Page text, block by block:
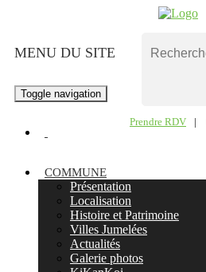
Prendre RDV |
MENU DU SITE
Toggle navigation
COMMUNE
Présentation
Localisation
Histoire et Patrimoine
Villes Jumelées
Actualités
Galerie photos